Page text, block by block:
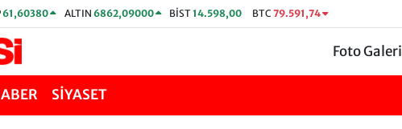
61,60380 ALTIN 6862,09000 BİST14.598,00 BTC 79.591,74
Foto Galeri
SİYASET